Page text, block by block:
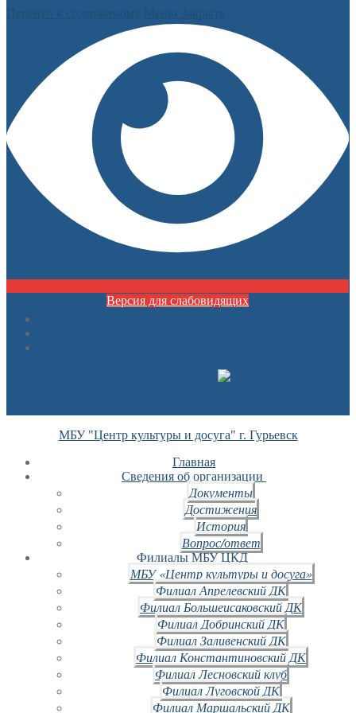
Версия для слабовидящих
МБУ "Центр культуры и досуга" г. Гурьевск
Главная
Сведения об организации
Документы
Достижения
История
Вопрос/ответ
Филиалы МБУ ЦКД
МБУ «Центр культуры и досуга»
Филиал Апрелевский ДК
Филиал Большеисаковский ДК
Филиал Добринский ДК
Филиал Заливенский ДК
Филиал Константиновский ДК
Филиал Лесновский клуб
Филиал Луговской ДК
Филиал Маршальский ДК